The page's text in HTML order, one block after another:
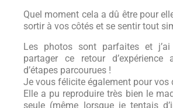
Quel moment cela a dû être pour
sortir à vos côtés et se sentir tout
Les photos sont parfaites et
partager ce retour d’expérience
d’étapes parcourues !
Je vous félicite également pour vos
Elle a pu reproduire très bien le
seule (même lorsque je tentais